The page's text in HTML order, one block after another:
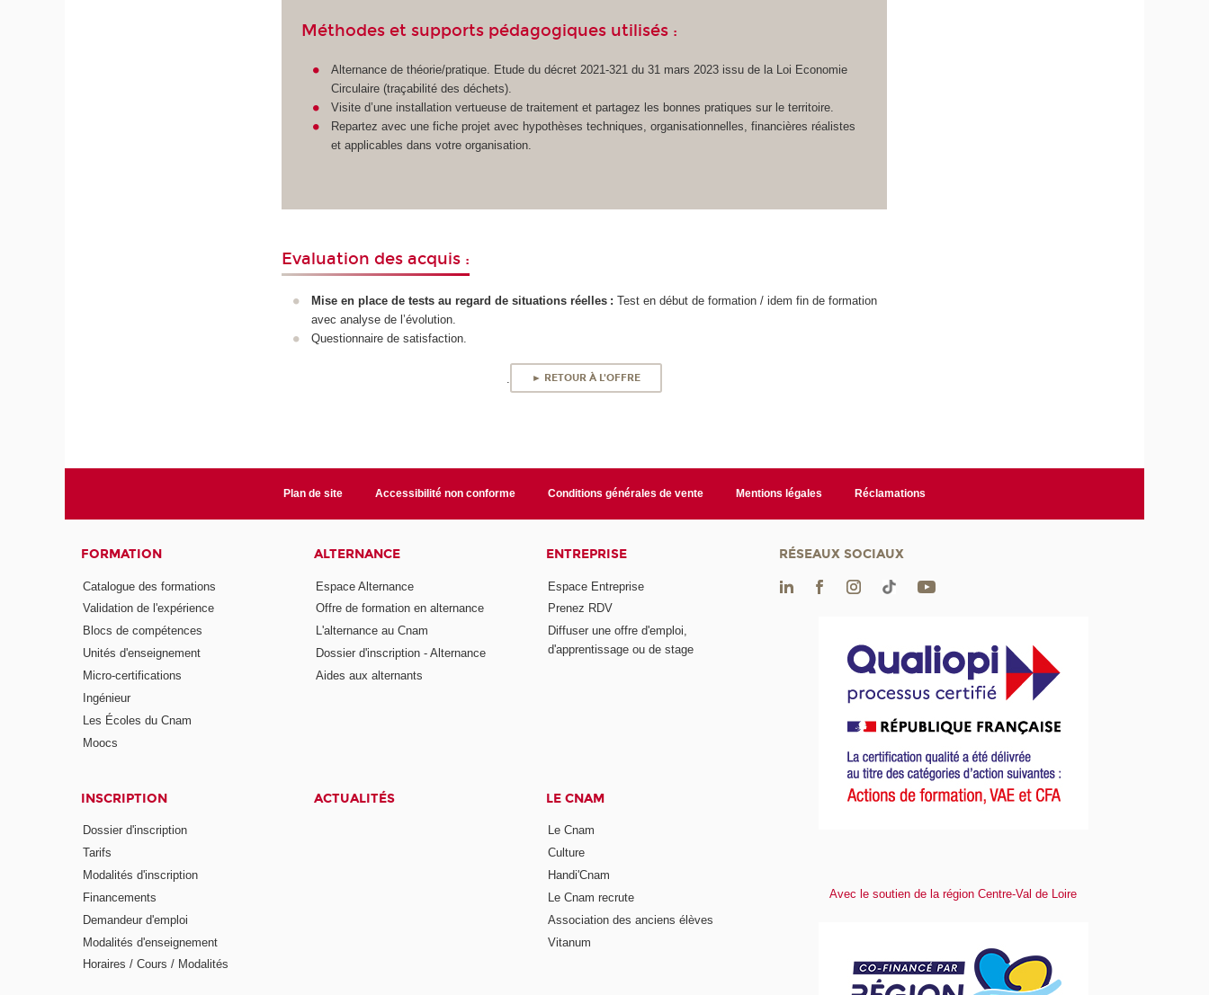
Méthodes et supports pédagogiques utilisés :
Alternance de théorie/pratique. Etude du décret 2021-321 du 31 mars 2023 issu de la Loi Economie
Circulaire (traçabilité des déchets).
Visite d’une installation vertueuse de traitement et partagez les bonnes pratiques sur le territoire.
Repartez avec une fiche projet avec hypothèses techniques, organisationnelles, financières réalistes
et applicables dans votre organisation.
Evaluation des acquis :
Mise en place de tests au regard de situations réelles : Test en début de formation / idem fin de formation
avec analyse de l’évolution.
Questionnaire de satisfaction.
► RETOUR À L'OFFRE
Plan de site Accessibilité non conforme Conditions générales de vente Mentions légales Réclamations
FORMATION
Catalogue des formations
Validation de l'expérience
Blocs de compétences
Unités d'enseignement
Micro-certifications
Ingénieur
Les Écoles du Cnam
Moocs
ALTERNANCE
Espace Alternance
Offre de formation en alternance
L'alternance au Cnam
Dossier d'inscription - Alternance
Aides aux alternants
ENTREPRISE
Espace Entreprise
Prenez RDV
Diffuser une offre d'emploi,
d'apprentissage ou de stage
INSCRIPTION
Dossier d'inscription
Tarifs
Modalités d'inscription
Financements
Demandeur d'emploi
Modalités d'enseignement
Horaires / Cours / Modalités
ACTUALITÉS LE CNAM
Le Cnam
Culture
Handi'Cnam
Le Cnam recrute
Association des anciens élèves
Vitanum
RÉSEAUX SOCIAUX
Avec le soutien de la région Centre-Val de Loire